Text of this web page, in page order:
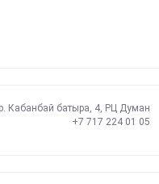
Кабанбай батыра, 4, РЦ Думан
+7 717 224 01 05